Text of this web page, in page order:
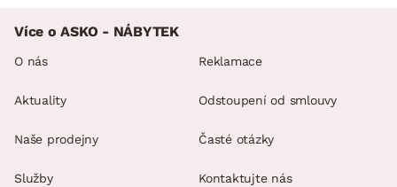
Více o ASKO - NÁBYTEK
O nás
Aktuality
Naše prodejny
Služby
Reklamace
Odstoupení od smlouvy
Časté otázky
Kontaktujte nás